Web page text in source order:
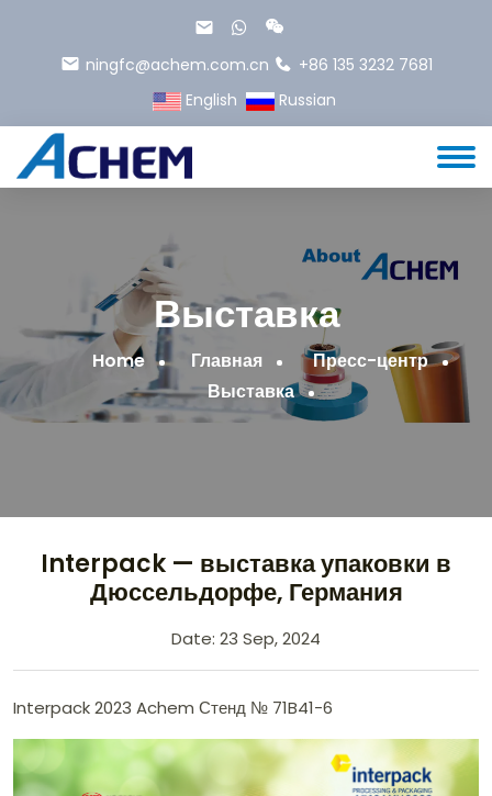
ningfc@achem.com.cn
+86 135 3232 7681
English
Russian
Выставка
Home Главная
Пресс-центр
Выставка
Interpack — выставка упаковки в
Дюссельдорфе, Германия
Date: 23 Sep, 2024
Interpack 2023 Achem Стенд № 71B41-6